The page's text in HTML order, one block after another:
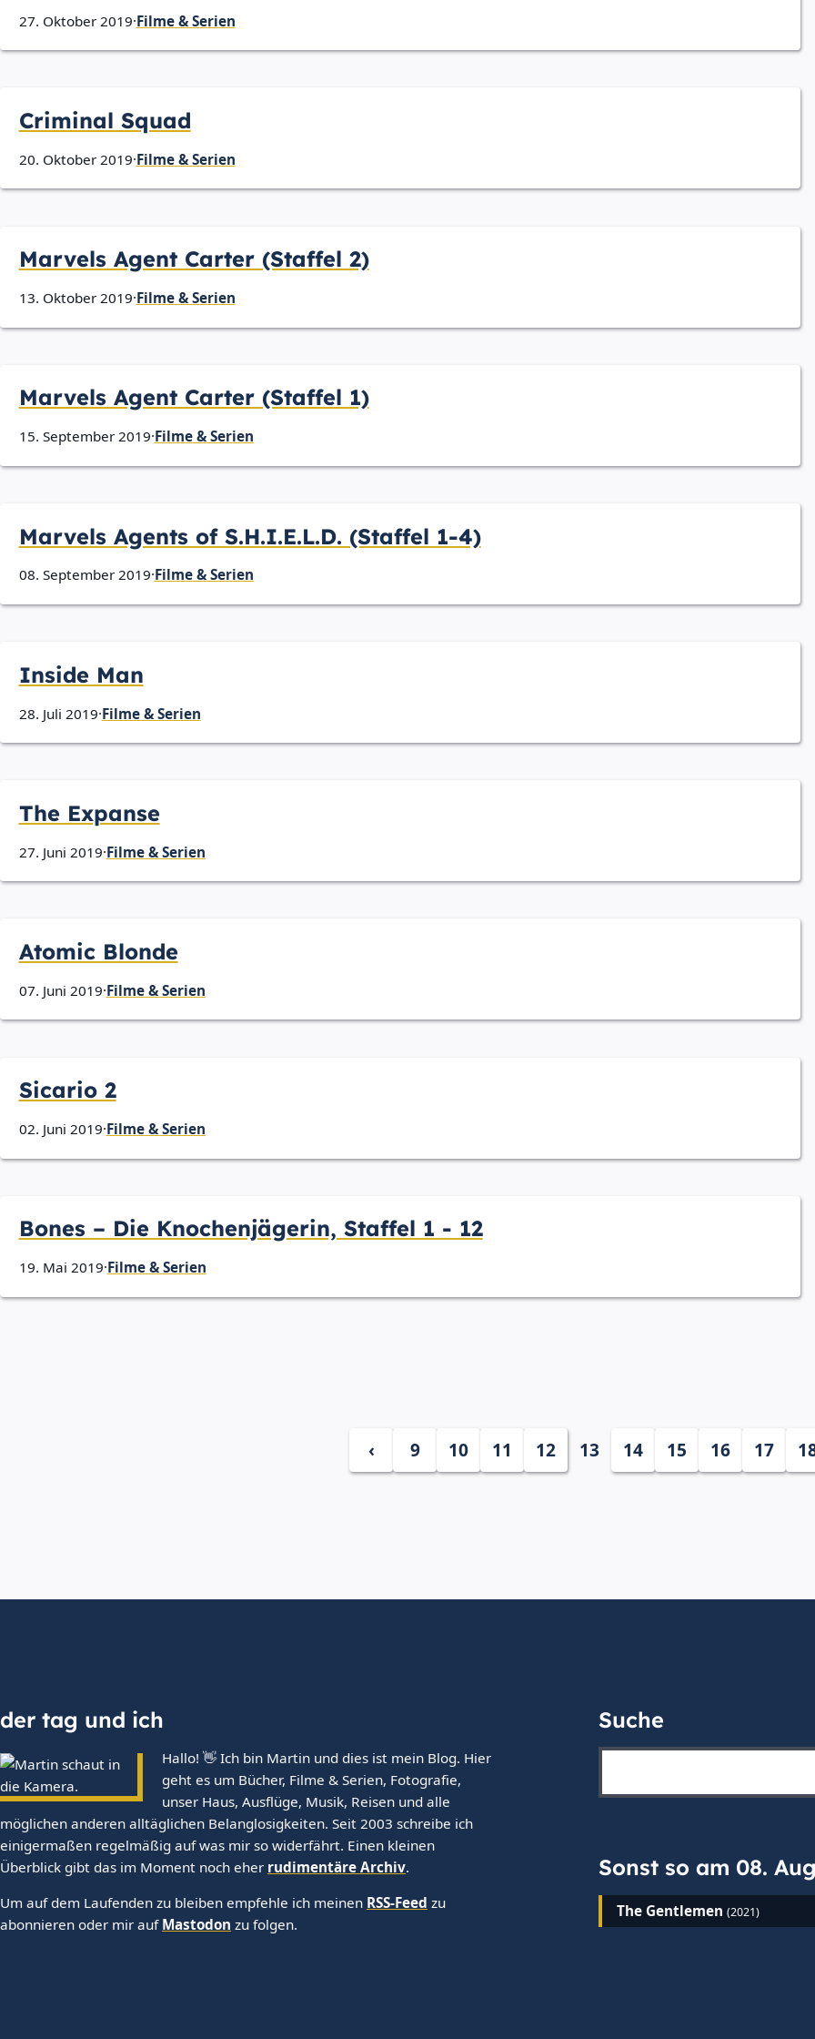
27. Oktober 2019·Filme & Serien
Criminal Squad
20. Oktober 2019·Filme & Serien
Marvels Agent Carter (Staffel 2)
13. Oktober 2019·Filme & Serien
Marvels Agent Carter (Staffel 1)
15. September 2019·Filme & Serien
Marvels Agents of S.H.I.E.L.D. (Staffel 1-4)
08. September 2019·Filme & Serien
Inside Man
28. Juli 2019·Filme & Serien
The Expanse
27. Juni 2019·Filme & Serien
Atomic Blonde
07. Juni 2019·Filme & Serien
Sicario 2
02. Juni 2019·Filme & Serien
Bones – Die Knochenjägerin, Staffel 1 - 12
19. Mai 2019·Filme & Serien
‹ 9 10 11 12 13 14 15 16 17
der tag und ich
Hallo! 👋 Ich bin Martin und dies ist mein Blog. Hier
geht es um Bücher, Filme & Serien, Fotografie,
unser Haus, Ausflüge, Musik, Reisen und alle
möglichen anderen alltäglichen Belanglosigkeiten. Seit 2003 schreibe ich
einigermaßen regelmäßig auf was mir so widerfährt. Einen kleinen
Überblick gibt das im Moment noch eher rudimentäre Archiv.
Um auf dem Laufenden zu bleiben empfehle ich meinen RSS-Feed zu
abonnieren oder mir auf Mastodon zu folgen.
Suche
Sonst so am 08.
The Gentlemen (2021)